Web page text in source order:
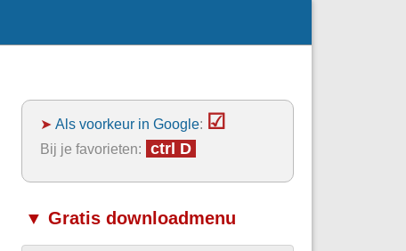
➤Als voorkeur in Google: ☑
Bij je favorieten: ctrl D
▼ Gratis downloadmenu